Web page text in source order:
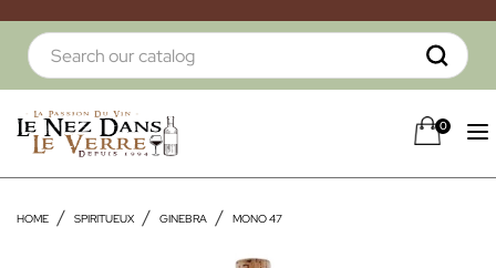
0
HOME SPIRITUEUX GINEBRA MONO 47